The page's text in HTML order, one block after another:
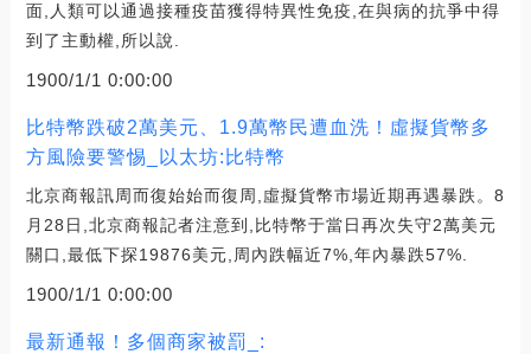
面,人類可以通過接種疫苗獲得特異性免疫,在與病的抗爭中得
到了主動權,所以說.
1900/1/1 0:00:00
比特幣跌破2萬美元、1.9萬幣民遭血洗！虛擬貨幣多
方風險要警惕_以太坊:比特幣
北京商報訊周而復始始而復周,虛擬貨幣市場近期再遇暴跌。8
月28日,北京商報記者注意到,比特幣于當日再次失守2萬美元
關口,最低下探19876美元,周內跌幅近7%,年內暴跌57%.
1900/1/1 0:00:00
最新通報！多個商家被罰_: